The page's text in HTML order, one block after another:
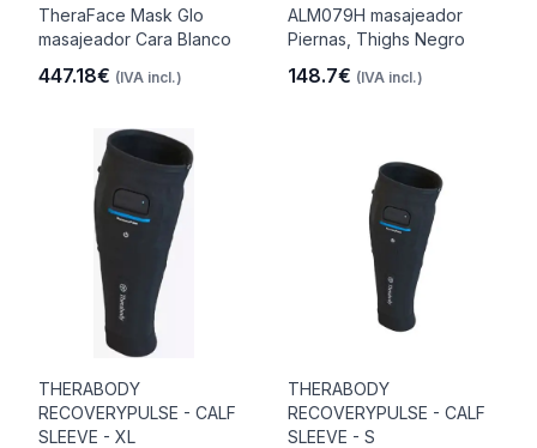
TheraFace Mask Glo
masajeador Cara Blanco
447.18€ (IVA incl.)
ALM079H masajeador
Piernas, Thighs Negro
148.7€ (IVA incl.)
THERABODY
RECOVERYPULSE - CALF
SLEEVE - XL
THERABODY
RECOVERYPULSE - CALF
SLEEVE - S